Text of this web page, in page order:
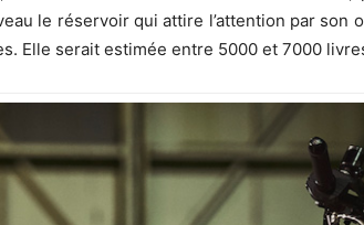
le réservoir qui attire l’attention par
Elle serait estimée entre 5000 et 7000